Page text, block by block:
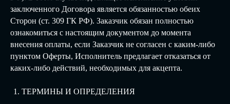
заключенного Договора является обязанностью обеих
Сторон (ст. 309 ГК РФ). Заказчик обязан полностью
ознакомиться с настоящим документом до момента
внесения оплаты, если Заказчик не согласен с каким-либо
пунктом Оферты, Исполнитель предлагает отказаться от
каких-либо действий, необходимых для акцепта.
ТЕРМИНЫ И ОПРЕДЕЛЕНИЯ